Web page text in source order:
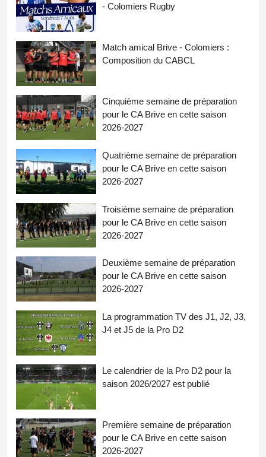
- Colomiers Rugby
Match amical Brive - Colomiers :
Composition du CABCL
Cinquième semaine de préparation
pour le CA Brive en cette saison
2026-2027
Quatrième semaine de préparation
pour le CA Brive en cette saison
2026-2027
Troisième semaine de préparation
pour le CA Brive en cette saison
2026-2027
Deuxième semaine de préparation
pour le CA Brive en cette saison
2026-2027
La programmation TV des J1, J2, J3,
J4 et J5 de la Pro D2
Le calendrier de la Pro D2 pour la
saison 2026/2027 est publié
Première semaine de préparation
pour le CA Brive en cette saison
2026-2027